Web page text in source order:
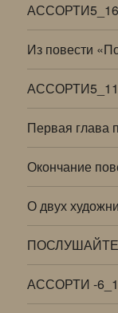
Из повести
Первая глава
Окончание
О двух
АССОРТИ -6_1